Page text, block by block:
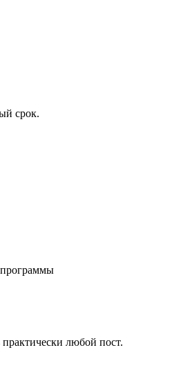
срок.
программы
любой пост.